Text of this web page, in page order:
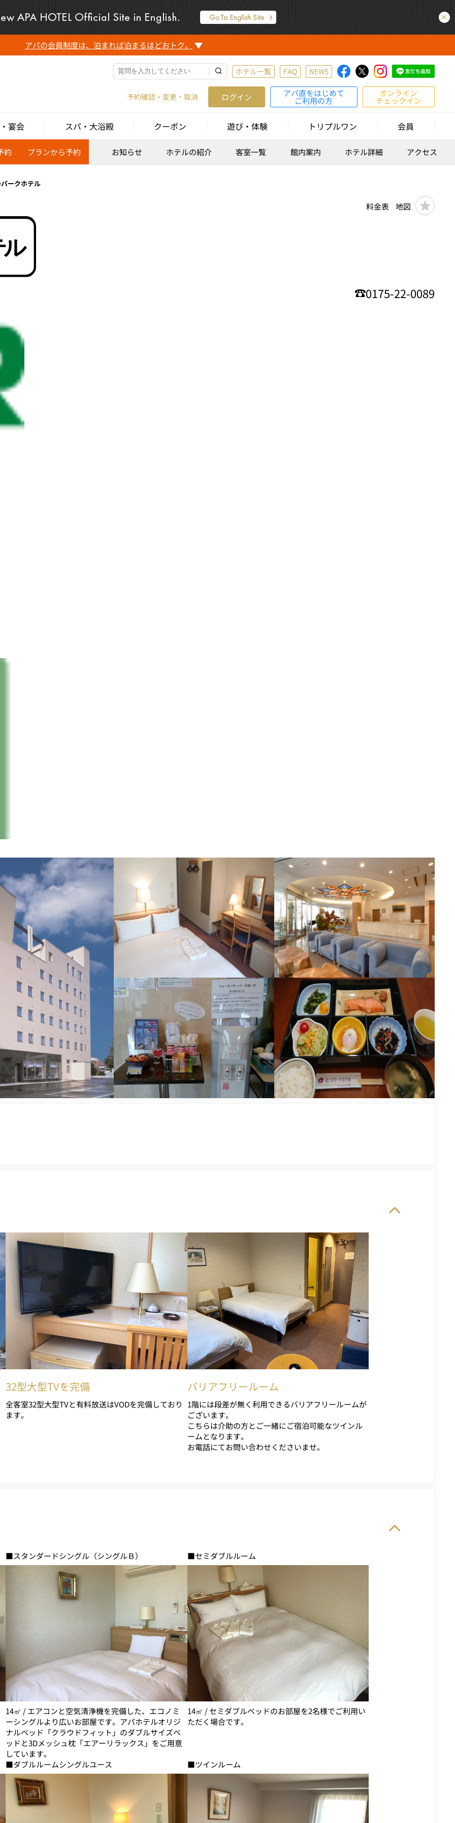
アパの会員制度は、泊まれば泊まるほどおトク。
ホテル一覧 FAQ NEWS
予約確認・変更・取消 ログイン アパ直をはじめて
ご利用の方
オンライン
チェックイン
宴会 スパ・大浴殿 クーポン 遊び・体験 トリプルワン 会員
約 プランから予約 お知らせ ホテルの紹介 客室一覧 館内案内 ホテル詳細 アクセス
ークホテル
料金表 地図
0175-22-0089
32型大型TVを完備
全客室32型大型TVと有料放送はVODを完備しており
ます。
バリアフリールーム
1階には段差が無く利用できるバリアフリールームが
ございます。
こちらは介助の方とご一緒にご宿泊可能なツインル
ームとなります。
お電話にてお問い合わせくださいませ。
■スタンダードシングル（シングルＢ）
14㎡ / エアコンと空気清浄機を完備した、エコノミ
ーシングルより広いお部屋です。アパホテルオリジ
ナルベッド「クラウドフィット」のダブルサイズベ
ッドと3Dメッシュ枕「エアーリラックス」をご用意
しています。
■セミダブルルーム
14㎡ / セミダブルベッドのお部屋を2名様でご利用い
ただく場合です。
■ダブルルームシングルユース ■ツインルーム